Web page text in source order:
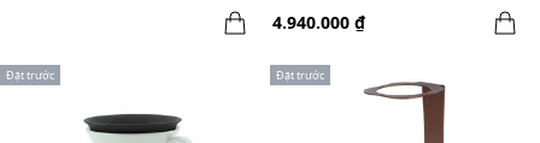
made in Germany + LEE_T
4.940.000 ₫
Đặt trước Đặt trước